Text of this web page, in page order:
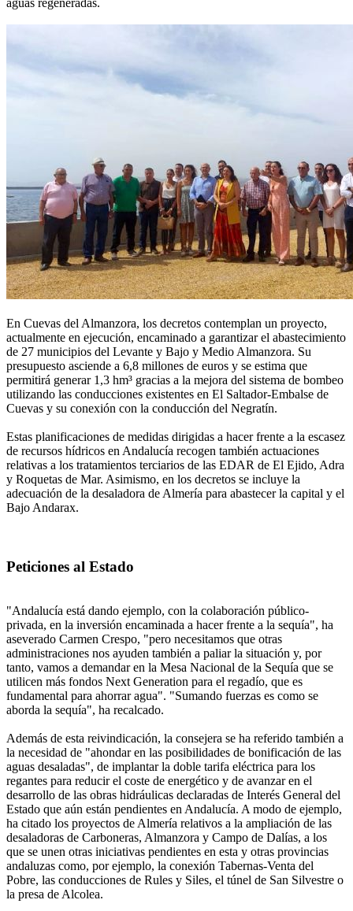
En Cuevas del Almanzora, los decretos contemplan un proyecto,
actualmente en ejecución, encaminado a garantizar el abastecimiento
de 27 municipios del Levante y Bajo y Medio Almanzora. Su
presupuesto asciende a 6,8 millones de euros y se estima que
permitirá generar 1,3 hm³ gracias a la mejora del sistema de bombeo
utilizando las conducciones existentes en El Saltador-Embalse de
Cuevas y su conexión con la conducción del Negratín.
Estas planificaciones de medidas dirigidas a hacer frente a la escasez
de recursos hídricos en Andalucía recogen también actuaciones
relativas a los tratamientos terciarios de las EDAR de El Ejido, Adra
y Roquetas de Mar. Asimismo, en los decretos se incluye la
adecuación de la desaladora de Almería para abastecer la capital y el
Bajo Andarax.
Peticiones al Estado
"Andalucía está dando ejemplo, con la colaboración público-
privada, en la inversión encaminada a hacer frente a la sequía", ha
aseverado Carmen Crespo, "pero necesitamos que otras
administraciones nos ayuden también a paliar la situación y, por
tanto, vamos a demandar en la Mesa Nacional de la Sequía que se
utilicen más fondos Next Generation para el regadío, que es
fundamental para ahorrar agua". "Sumando fuerzas es como se
aborda la sequía", ha recalcado.
Además de esta reivindicación, la consejera se ha referido también a
la necesidad de "ahondar en las posibilidades de bonificación de las
aguas desaladas", de implantar la doble tarifa eléctrica para los
regantes para reducir el coste de energético y de avanzar en el
desarrollo de las obras hidráulicas declaradas de Interés General del
Estado que aún están pendientes en Andalucía. A modo de ejemplo,
ha citado los proyectos de Almería relativos a la ampliación de las
desaladoras de Carboneras, Almanzora y Campo de Dalías, a los
que se unen otras iniciativas pendientes en esta y otras provincias
andaluzas como, por ejemplo, la conexión Tabernas-Venta del
Pobre, las conducciones de Rules y Siles, el túnel de San Silvestre o
la presa de Alcolea.